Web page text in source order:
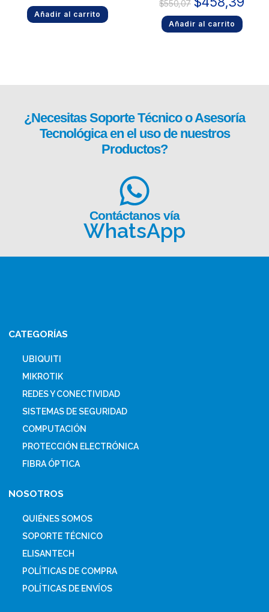
Añadir al carrito
$550,07
Añadir al carrito
¿NecesitasSoporte Técnicoo Asesoría
Tecnológica en el uso de nuestros
Productos?
Contáctanos vía
WhatsApp
CATEGORÍAS
UBIQUITI
MIKROTIK
REDES Y CONECTIVIDAD
SISTEMAS DE SEGURIDAD
COMPUTACIÓN
PROTECCIÓN ELECTRÓNICA
FIBRA ÓPTICA
NOSOTROS
QUIÉNES SOMOS
SOPORTE TÉCNICO
ELISANTECH
POLÍTICAS DE COMPRA
POLÍTICAS DE ENVÍOS